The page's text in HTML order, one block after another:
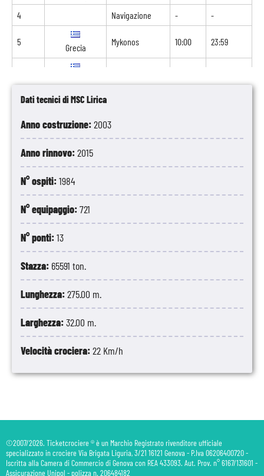
Dati tecnici di MSC Lirica
Anno costruzione:2003
Anno rinnovo:2015
N° ospiti:1984
N° equipaggio:721
N° ponti:13
Stazza: 65591 ton.
Lunghezza:275.00 m.
Larghezza:32.00 m.
Velocità crociera:22 Km/h
4 Navigazione - -
5
Grecia
Mykonos 10:00 23:59
6
8
Italia
©2007/2026. Ticketcrociere ® è un Marchio Registrato rivenditore ufficiale
specializzato in crociere Via Brigata Liguria, 3/21 16121 Genova - P.Iva 06206400720 -
Iscritta alla Camera di Commercio di Genova con REA 433093. Aut. Prov. n° 6167/131601 -
Assicurazione Unipol - polizza n. 206484182